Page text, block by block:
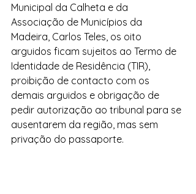
Municipal da Calheta e da
Associação de Municípios da
Madeira, Carlos Teles, os oito
arguidos ficam sujeitos ao Termo de
Identidade de Residência (TIR),
proibição de contacto com os
demais arguidos e obrigação de
pedir autorização ao tribunal para se
ausentarem da região, mas sem
privação do passaporte.